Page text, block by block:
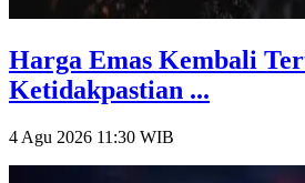
Harga Emas Kembali
Ketidakpastian ...
4 Agu 2026 11:30 WIB